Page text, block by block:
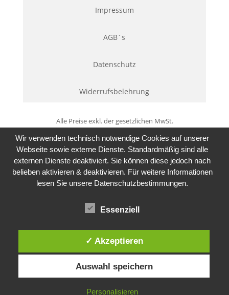
Impressum
AGB´s
Datenschutz
Widerrufsbelehrung
Alle Preise exkl. der gesetzlichen MwSt.
Wir verwenden technisch notwendige Cookies auf unserer
Webseite sowie externe Dienste. Standardmäßig sind alle
externen Dienste deaktiviert. Sie können diese jedoch nach
belieben aktivieren & deaktivieren. Für weitere Informationen
lesen Sie unsere Datenschutzbestimmungen.
Essenziell
✓ Akzeptieren
Auswahl speichern
Personalisieren